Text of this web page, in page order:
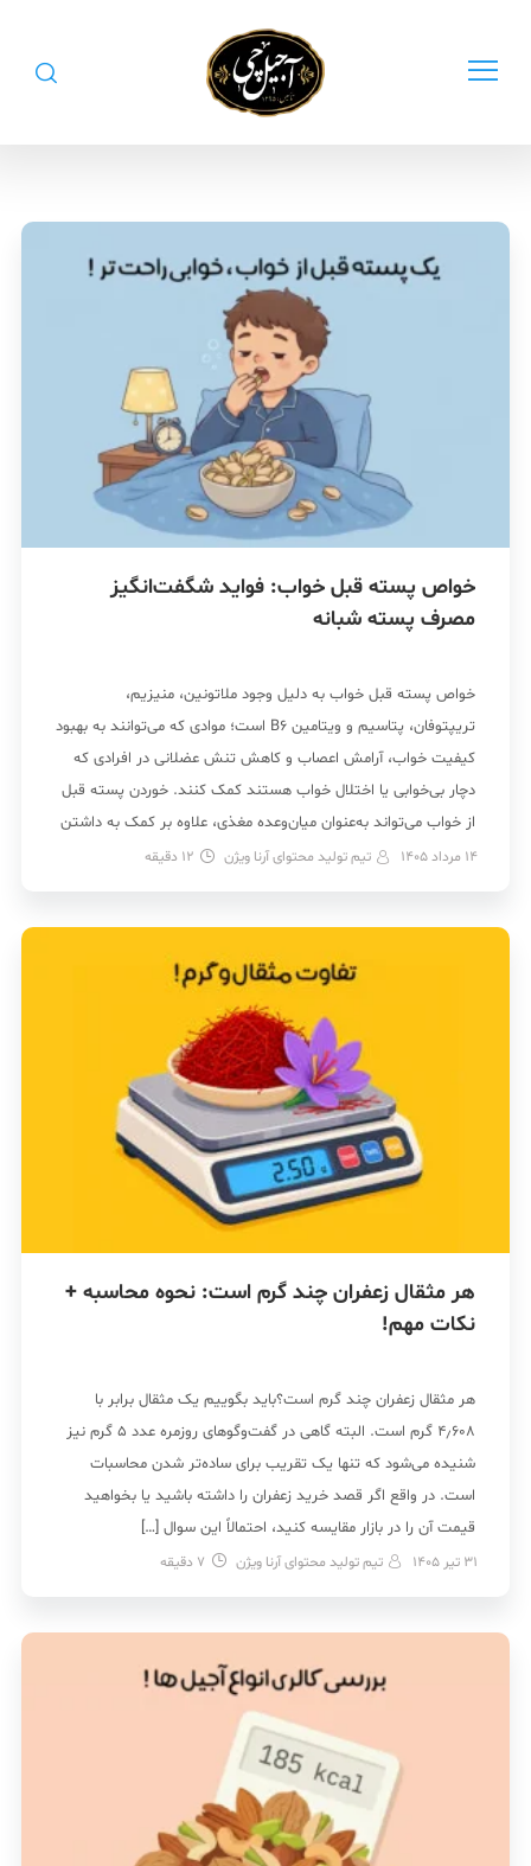
خواص پسته قبل خواب: فواید شگفت‌انگیز
مصرف پسته شبانه
خواص پسته قبل خواب به دلیل وجود ملاتونین، منیزیم،
تریپتوفان، پتاسیم و ویتامین B6 است؛ موادی که می‌توانند به بهبود
کیفیت خواب، آرامش اعصاب و کاهش تنش عضلانی در افرادی که
دچار بی‌خوابی یا اختلال خواب هستند کمک کنند. خوردن پسته قبل
از خواب می‌تواند به‌عنوان میان‌وعده مغذی، علاوه بر کمک به داشتن
خوابی آرام‌تر، در حفظ […]
14 مرداد 1405 تیم تولید محتوای آرنا ویژن 12 دقیقه
هر مثقال زعفران چند گرم است: نحوه محاسبه +
نکات مهم!
هر مثقال زعفران چند گرم است؟باید بگوییم یک مثقال برابر با
۴٫۶۰۸ گرم است. البته گاهی در گفت‌وگوهای روزمره عدد ۵ گرم نیز
شنیده می‌شود که تنها یک تقریب برای ساده‌تر شدن محاسبات
است. در واقع اگر قصد خرید زعفران را داشته باشید یا بخواهید
قیمت آن را در بازار مقایسه کنید، احتمالاً این سوال […]
31 تیر 1405 تیم تولید محتوای آرنا ویژن 7 دقیقه